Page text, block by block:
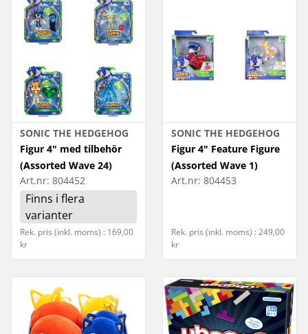
SONIC THE HEDGEHOG
Figur 4" med tilbehör
(Assorted Wave 24)
Art.nr: 804452
Finns i flera
varianter
Rek. pris (inkl. moms) : 169,00
kr
SONIC THE HEDGEHOG
Figur 4" Feature Figure
(Assorted Wave 1)
Art.nr: 804453
Rek. pris (inkl. moms) : 249,00
kr